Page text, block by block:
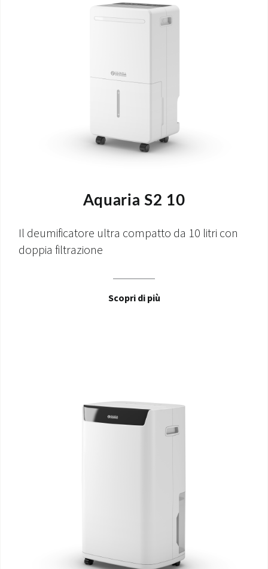
Aquaria S2 10
Il deumificatore ultra compatto da 10 litri con
doppia filtrazione
Scopri di più